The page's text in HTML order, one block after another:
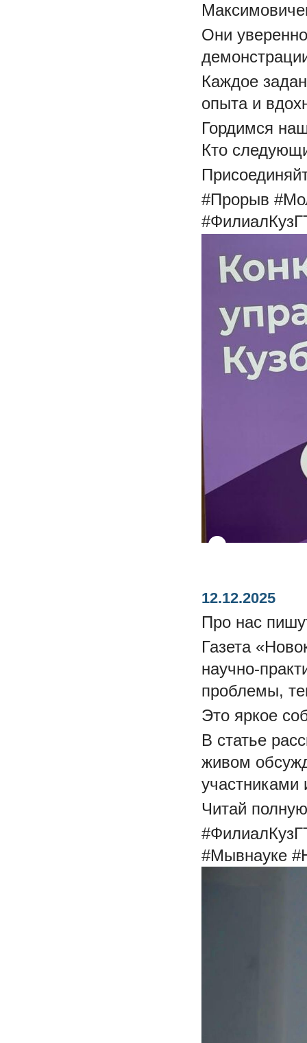
Они
Каждое
опыта и
Гордимся
Кто
#Прорыв
12.12.2025
Про нас
Газета
научно-
проблемы,
Это яркое
В статье
живом
участниками
Читай
#Мывнауке